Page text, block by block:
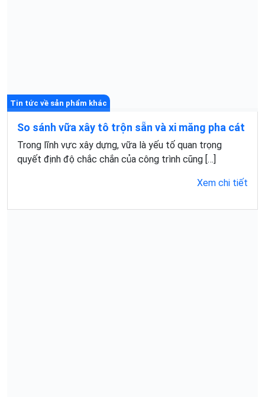
Tin tức về sản phẩm khác
So sánh vữa xây tô trộn sẵn và xi măng pha cát
Trong lĩnh vực xây dựng, vữa là yếu tố quan trọng
quyết định độ chắc chắn của công trình cũng […]
Xem chi tiết